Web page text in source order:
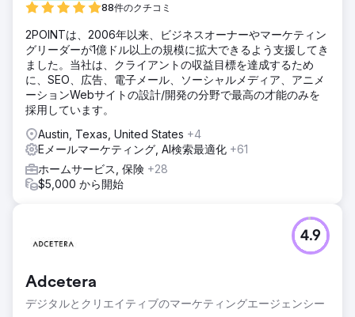
88件のクチコミ
2POINTは、2006年以来、ビジネスオーナーやマーケティン
グリーダーが1億ドル以上の規模に拡大できるよう支援してき
ました。当社は、クライアントの収益目標を達成するため
に、SEO、広告、電子メール、ソーシャルメディア、アニメ
ーションWebサイトの設計/開発の分野で最高の才能のみを
採用しています。
Austin, Texas, United States +4
Eメールマーケティング, AI検索最適化 +61
ホームサービス, 保険 +28
$5,000 から開始
Adcetera
デジタルとクリエイティブのマーケティングエージェンシー
4.9